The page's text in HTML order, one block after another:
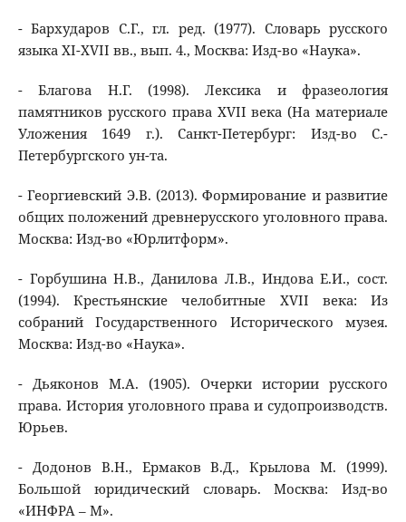
- Бархударов С.Г., гл. ред. (1977). Словарь русского
языка XI-XVII вв., вып. 4., Москва: Изд-во «Наука».
- Благова Н.Г. (1998). Лексика и фразеология
памятников русского права XVII века (На материале
Уложения 1649 г.). Санкт-Петербург: Изд-во С.-
Петербургского ун-та.
- Георгиевский Э.В. (2013). Формирование и развитие
общих положений древнерусского уголовного права.
Москва: Изд-во «Юрлитформ».
- Горбушина Н.В., Данилова Л.В., Индова Е.И., сост.
(1994). Крестьянские челобитные XVII века: Из
собраний Государственного Исторического музея.
Москва: Изд-во «Наука».
- Дьяконов М.А. (1905). Очерки истории русского
права. История уголовного права и судопроизводств.
Юрьев.
- Додонов В.Н., Ермаков В.Д., Крылова М. (1999).
Большой юридический словарь. Москва: Изд-во
«ИНФРА – М».